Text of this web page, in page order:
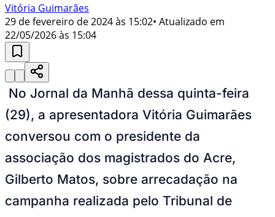
Vitória Guimarães
29 de fevereiro de 2024 às 15:02• Atualizado em
22/05/2026 às 15:04
No Jornal da Manhã dessa quinta-feira
(29), a apresentadora Vitória Guimarães
conversou com o presidente da
associação dos magistrados do Acre,
Gilberto Matos, sobre arrecadação na
campanha realizada pelo Tribunal de